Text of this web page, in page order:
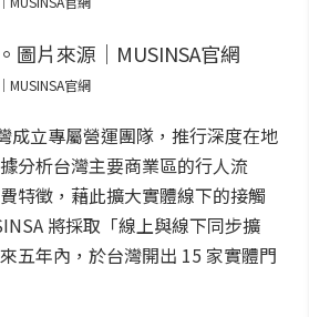
MUSINSA官網
成立專屬營運團隊，推行深度在地
分析台灣主要商業區的行人流
特徵，藉此擴大實體線下的接觸
將採取「線上與線下同步擴
五年內，於台灣開出 15 家實體門